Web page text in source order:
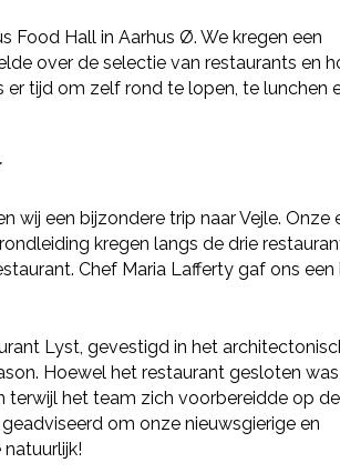
Food Hall in Aarhus Ø. We kregen een
over de selectie van restaurants en
tijd om zelf rond te lopen, te lunchen
wij een bijzondere trip naar Vejle. Onze
kregen langs de drie
Chef Maria Lafferty gaf ons een
Lyst, gevestigd in het
Hoewel het restaurant gesloten
terwijl het team zich voorbereidde op de
om onze nieuwsgierige en